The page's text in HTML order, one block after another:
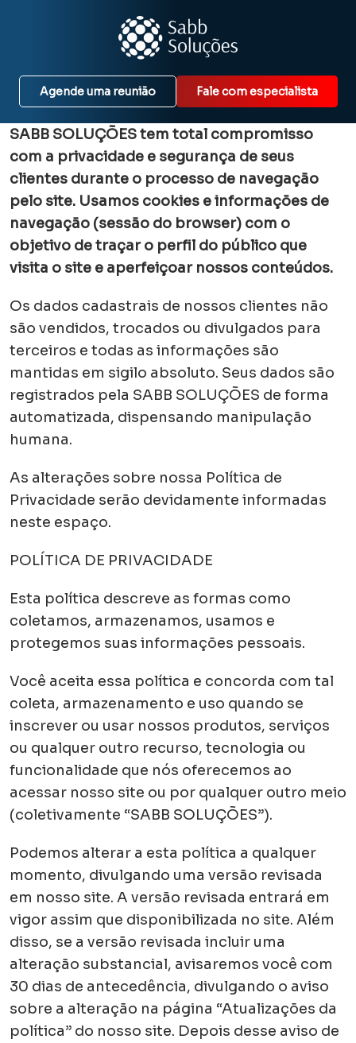
Agende uma reunião Fale com especialista
SABB SOLUÇÕES tem total compromisso
com a privacidade e segurança de seus
clientes durante o processo de navegação
pelo site. Usamos cookies e informações de
navegação (sessão do browser) com o
objetivo de traçar o perfil do público que
visita o site e aperfeiçoar nossos conteúdos.
Os dados cadastrais de nossos clientes não
são vendidos, trocados ou divulgados para
terceiros e todas as informações são
mantidas em sigilo absoluto. Seus dados são
registrados pela SABB SOLUÇÕES de forma
automatizada, dispensando manipulação
humana.
As alterações sobre nossa Política de
Privacidade serão devidamente informadas
neste espaço.
POLÍTICA DE PRIVACIDADE
Esta política descreve as formas como
coletamos, armazenamos, usamos e
protegemos suas informações pessoais.
Você aceita essa política e concorda com tal
coleta, armazenamento e uso quando se
inscrever ou usar nossos produtos, serviços
ou qualquer outro recurso, tecnologia ou
funcionalidade que nós oferecemos ao
acessar nosso site ou por qualquer outro meio
(coletivamente “SABB SOLUÇÕES”).
Podemos alterar a esta política a qualquer
momento, divulgando uma versão revisada
em nosso site. A versão revisada entrará em
vigor assim que disponibilizada no site. Além
disso, se a versão revisada incluir uma
alteração substancial, avisaremos você com
30 dias de antecedência, divulgando o aviso
sobre a alteração na página “Atualizações da
política” do nosso site. Depois desse aviso de